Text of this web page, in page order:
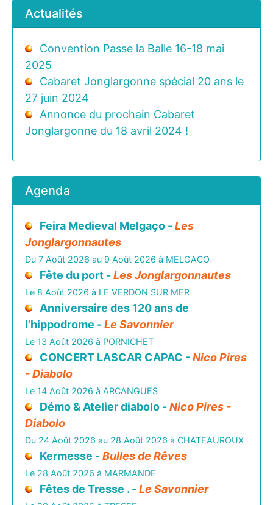
Actualités
Convention Passe la Balle 16-18 mai
2025
Cabaret Jonglargonne spécial 20 ans le
27 juin 2024
Annonce du prochain Cabaret
Jonglargonne du 18 avril 2024 !
Agenda
Feira Medieval Melgaço -Les
Jonglargonnautes
Du 7 Août 2026 au 9 Août 2026 à MELGACO
Fête du port -Les Jonglargonnautes
Le 8 Août 2026 à LE VERDON SUR MER
Anniversaire des 120 ans de
l'hippodrome -Le Savonnier
Le 13 Août 2026 à PORNICHET
CONCERT LASCAR CAPAC -Nico Pires
- Diabolo
Le 14 Août 2026 à ARCANGUES
Démo & Atelier diabolo -Nico Pires -
Diabolo
Du 24 Août 2026 au 28 Août 2026 à CHATEAUROUX
Kermesse -Bulles de Rêves
Le 28 Août 2026 à MARMANDE
Fêtes de Tresse . -Le Savonnier